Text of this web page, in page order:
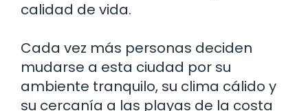
calidad de vida.
Cada vez más personas deciden
mudarse a esta ciudad por su
ambiente tranquilo, su clima cálido y
su cercanía a las playas de la costa